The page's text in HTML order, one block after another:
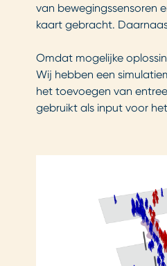
van bewegingssensoren
kaart gebracht.
Omdat mogelijke
Wij hebben een
het toevoegen van
gebruikt als input voor